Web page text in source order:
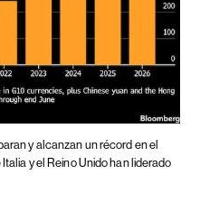
y alcanzan un récord en el
y el Reino Unido han liderado